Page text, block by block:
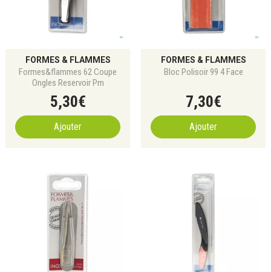
FORMES & FLAMMES
Formes&flammes 62 Coupe
Ongles Reservoir Pm
5,30€
Ajouter
FORMES & FLAMMES
Bloc Polisoir 99 4 Face
7,30€
Ajouter